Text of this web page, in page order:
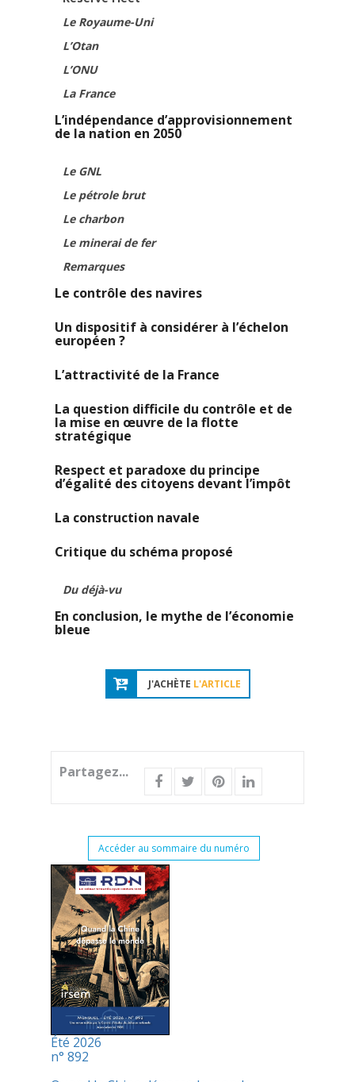
Le Royaume-Uni
L’Otan
L’ONU
La France
L’indépendance d’approvisionnement
de la nation en 2050
Le GNL
Le pétrole brut
Le charbon
Le minerai de fer
Remarques
Le contrôle des navires
Un dispositif à considérer à l’échelon
européen ?
L’attractivité de la France
La question difficile du contrôle et de
la mise en œuvre de la flotte
stratégique
Respect et paradoxe du principe
d’égalité des citoyens devant l’impôt
La construction navale
Critique du schéma proposé
Du déjà-vu
En conclusion, le mythe de l’économie
bleue
J'ACHÈTE L'ARTICLE
Partagez...
Accéder au sommaire du numéro
Été 2026
n° 892